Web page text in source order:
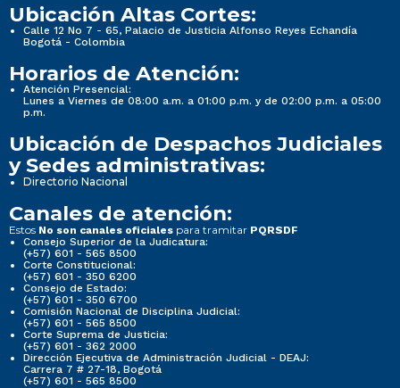
Ubicación Altas Cortes:
Calle 12 No 7 - 65, Palacio de Justicia Alfonso Reyes Echandía
Bogotá - Colombia
Horarios de Atención:
Atención Presencial:
Lunes a Viernes de 08:00 a.m. a 01:00 p.m. y de 02:00 p.m. a 05:00
p.m.
Ubicación de Despachos Judiciales
y Sedes administrativas:
Directorio Nacional
Canales de atención:
Estos No son canales oficiales para tramitar PQRSDF
Consejo Superior de la Judicatura:
(+57) 601 - 565 8500
Corte Constitucional:
(+57) 601 - 350 6200
Consejo de Estado:
(+57) 601 - 350 6700
Comisión Nacional de Disciplina Judicial:
(+57) 601 - 565 8500
Corte Suprema de Justicia:
(+57) 601 - 362 2000
Dirección Ejecutiva de Administración Judicial - DEAJ:
Carrera 7 # 27-18, Bogotá
(+57) 601 - 565 8500